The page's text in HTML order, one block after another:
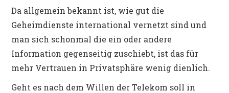
Da allgemein bekannt ist, wie gut die
Geheimdienste international vernetzt sind und
man sich schonmal die ein oder andere
Information gegenseitig zuschiebt, ist das für
mehr Vertrauen in Privatsphäre wenig dienlich.
Geht es nach dem Willen der Telekom soll in